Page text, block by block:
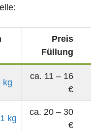
Preis
Füllung
kg
ca. 11 – 16
€
kg
ca. 20 – 30
€